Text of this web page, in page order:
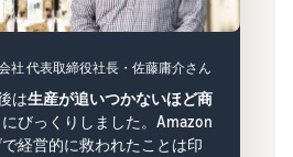
社 代表取締役社長・佐藤庸介さん
は生産が追いつかないほど商
にびっくりしました。Amazon
経営的に救われたことは印